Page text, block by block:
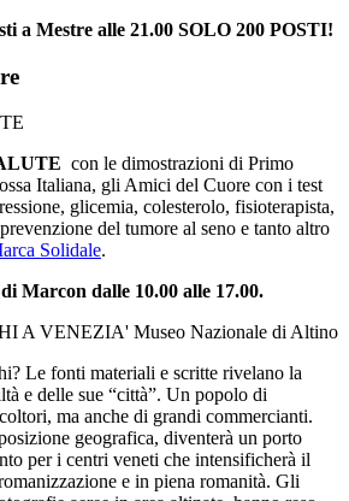
a Mestre alle 21.00 SOLO 200 POSTI!
con le dimostrazioni di Primo
Italiana, gli Amici del Cuore con i test
glicemia, colesterolo, fisioterapista,
del tumore al seno e tanto altro
Solidale.
Marcon dalle 10.00 alle 17.00.
A VENEZIA' Museo Nazionale di Altino
Le fonti materiali e scritte rivelano la
e delle sue “città”. Un popolo di
ma anche di grandi commercianti.
geografica, diventerà un porto
per i centri veneti che intensificherà il
e in piena romanità. Gli